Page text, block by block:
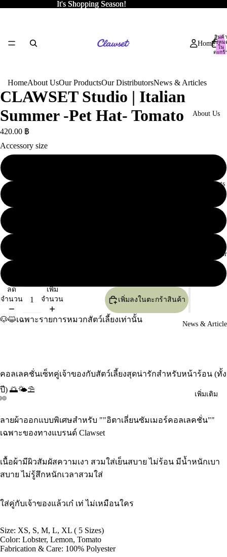
It's Shopping Season!
It's Shopping Season!
Home
About Us
Our Products
Our
News &
เพิ่มเติม
สินค้า
ทั้งหม
ใน
ตะกร้
HomeAbout UsOur ProductsOur DistributorsNews & Articles
รูปภาพ
แบบ
จอ
รูปภาพ
แบบ
จอ
รูปภาพ
แบบ
จอ
CLAWSET Studio | Italian
Summer -Pet Hat- Tomato
420.00 ฿
Accessory size
ลด
จำนวน
เพิ่ม
จำนวน
เพิ่มลงในตะกร้าสินค้า
🐶😺เฉพาะรายการหมวกสัตว์เลี้ยงเท่านั้น
คอลเลคชั่นเซ็ทคู่เจ้าของกับสัตว์เลี้ยงสุดน่ารักสำหรับหน้าร้อน (ทั้ง
ปี) 🌅🌤️⛱️
ลายผ้าออกแบบพิเศษสำหรับ ""อิตาเลี่ยนซัมเมอร์คอลเลคชั่น""
เฉพาะของทางแบรนด์ Clawset
เนื้อผ้ามีผิวสัมผัสความเงา สวมใส่เย็นสบาย ไม่ร้อน มีน้ำหนักเบา
สบาย ไม่รู้สึกหนักเวลาสวมใส่
ใส่คู่กับเจ้าของแล้วเก๋ เท่ ไม่เหมือนใคร
Size: XS, S, M, L, XL ( 5 Sizes)
Color: Lobster, Lemon, Tomato
Fabrication & Care: 100% Polyester